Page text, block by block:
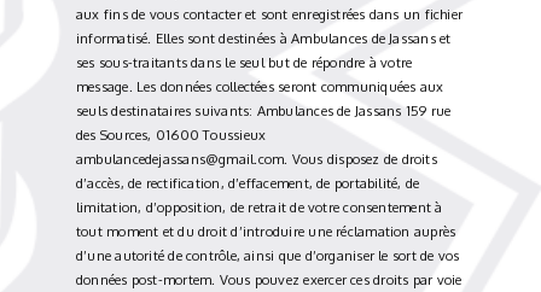
aux fins de vous contacter et sont enregistrées dans un fichier
informatisé. Elles sont destinées à Ambulances de Jassans et
ses sous-traitants dans le seul but de répondre à votre
message. Les données collectées seront communiquées aux
seuls destinataires suivants: Ambulances de Jassans 159 rue
des Sources, 01600 Toussieux
ambulancedejassans@gmail.com. Vous disposez de droits
d’accès, de rectification, d’effacement, de portabilité, de
limitation, d’opposition, de retrait de votre consentement à
tout moment et du droit d’introduire une réclamation auprès
d’une autorité de contrôle, ainsi que d’organiser le sort de vos
données post-mortem. Vous pouvez exercer ces droits par voie